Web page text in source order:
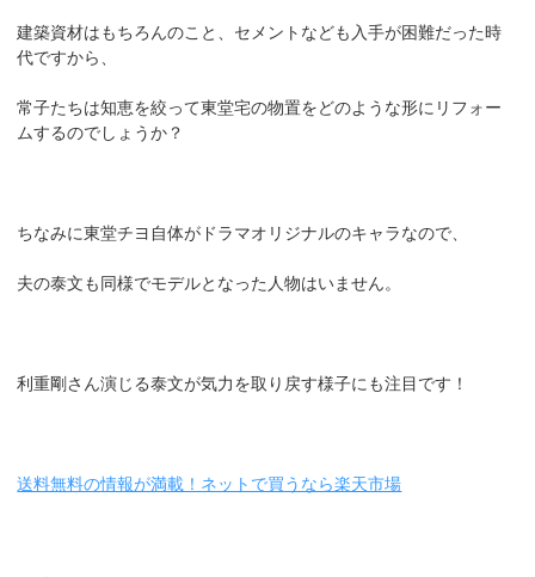
建築資材はもちろんのこと、セメントなども入手が困難だった時
代ですから、
常子たちは知恵を絞って東堂宅の物置をどのような形にリフォー
ムするのでしょうか？
ちなみに東堂チヨ自体がドラマオリジナルのキャラなので、
夫の泰文も同様でモデルとなった人物はいません。
利重剛さん演じる泰文が気力を取り戻す様子にも注目です！
送料無料の情報が満載！ネットで買うなら楽天市場